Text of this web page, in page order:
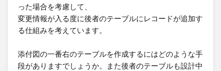
った場合を考慮して、
変更情報が入る度に後者のテーブルにレコードが追加す
る仕組みを考えています。
添付図の一番右のテーブルを作成するにはどのような手
段がありますでしょうか。また後者のテーブルも設計中